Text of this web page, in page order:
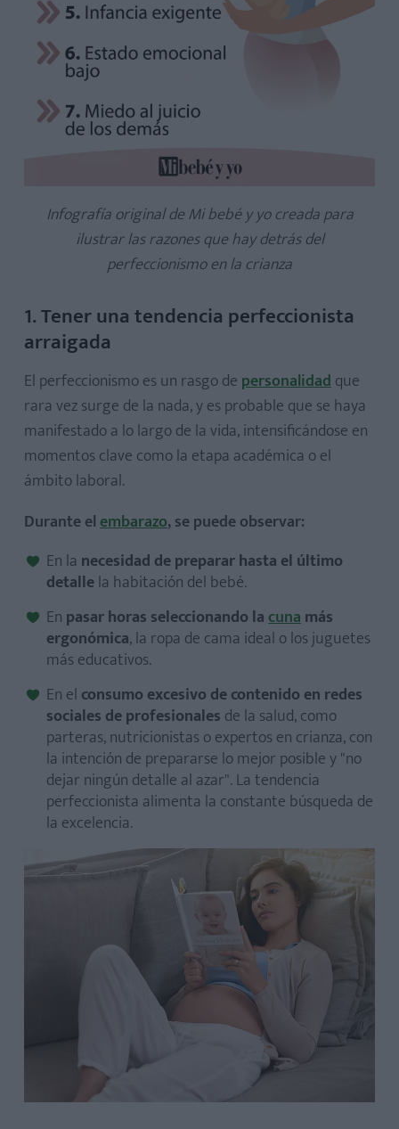
Infografía original de Mi bebé y yo creada para
ilustrar las razones que hay detrás del
perfeccionismo en la crianza
1. Tener una tendencia perfeccionista
arraigada
El perfeccionismo es un rasgo de personalidadque
rara vez surge de la nada, y es probable que se haya
manifestado a lo largo de la vida, intensificándose en
momentos clave como la etapa académica o el
ámbito laboral.
Durante elembarazo, se puede observar:
En la necesidad de preparar hasta el último
detallela habitación del bebé.
En pasar horas seleccionando lacunamás
ergonómica, la ropa de cama ideal o los juguetes
más educativos.
En el consumo excesivo de contenido en redes
sociales de profesionales de la salud, como
parteras, nutricionistas o expertos en crianza, con
la intención de prepararse lo mejor posible y "no
dejar ningún detalle al azar". La tendencia
perfeccionista alimenta la constante búsqueda de
la excelencia.